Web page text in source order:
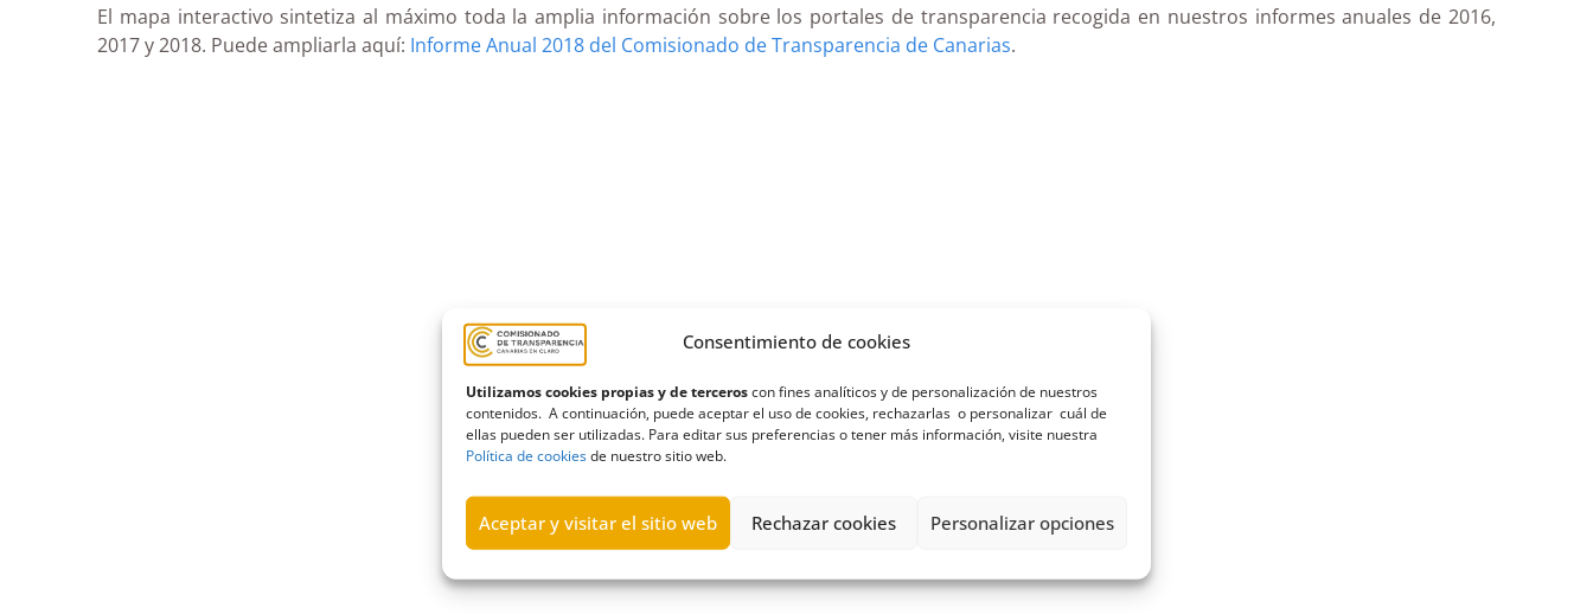
El mapa interactivo sintetiza al máximo toda la amplia información sobre los portales de transparencia recogida en nuestros informes anuales de 2016,
2017 y 2018. Puede ampliarla aquí: Informe Anual 2018 del Comisionado de Transparencia de Canarias.